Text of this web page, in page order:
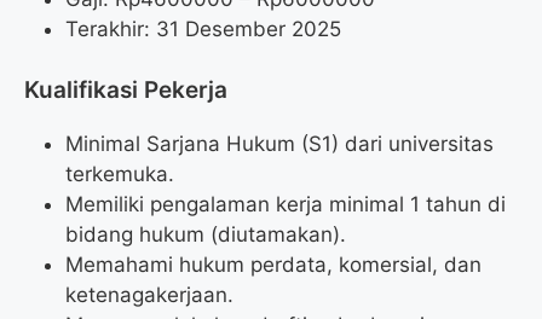
Terakhir: 31 Desember 2025
Kualifikasi Pekerja
Minimal Sarjana Hukum (S1) dari universitas
terkemuka.
Memiliki pengalaman kerja minimal 1 tahun di
bidang hukum (diutamakan).
Memahami hukum perdata, komersial, dan
ketenagakerjaan.